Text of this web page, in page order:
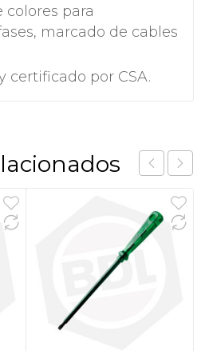
colores para
marcado de cables
certificado por CSA.